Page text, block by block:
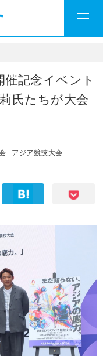
記念イベント
氏たちが大会
アジア競技大会